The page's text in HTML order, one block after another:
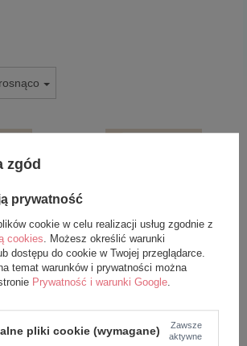
z
Metoo
GRATIS - Beżowa Gwiazdka z
personalizacją Metoo
0,01 zł
zgód
prywatność
cookie w celu realizacji usług zgodnie z
cookies. Możesz określić warunki
dostępu do cookie w Twojej przeglądarce.
temat warunków i prywatności można
Prywatność i warunki Google.
pliki cookie (wymagane)
Zawsze
aktywne